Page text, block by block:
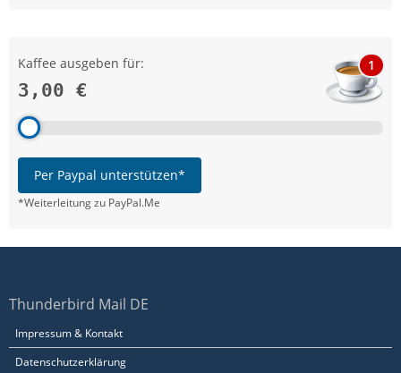
Kaffee ausgeben für:
3,00 €
1
Per Paypal unterstützen*
*Weiterleitung zu PayPal.Me
Thunderbird Mail DE
Impressum & Kontakt
Datenschutzerklärung